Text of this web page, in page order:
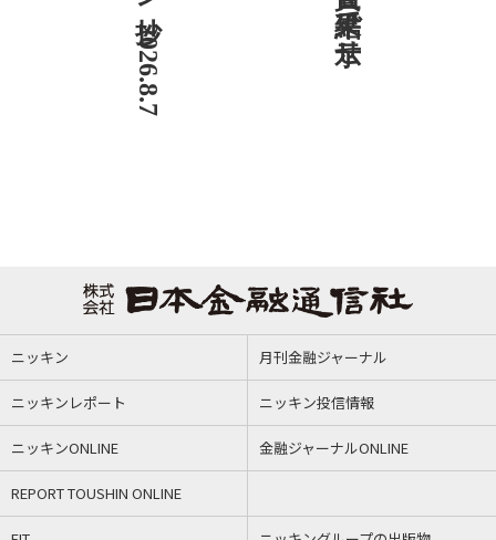
ニッキン 月刊金融ジャーナル
ニッキンレポート ニッキン投信情報
ニッキンONLINE 金融ジャーナルONLINE
REPORT TOUSHIN ONLINE